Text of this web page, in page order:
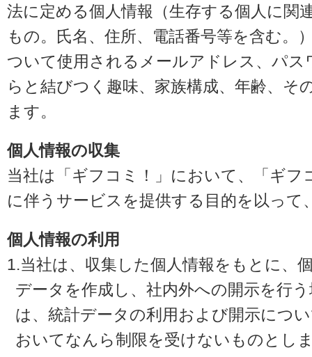
法に定める個人情報（生存する個人に関
もの。氏名、住所、電話番号等を含む。
ついて使用されるメールアドレス、パ
らと結びつく趣味、家族構成、年齢、そ
ます。
個人情報の収集
当社は「ギフコミ！」において、「ギ
に伴うサービスを提供する目的を以って
個人情報の利用
1.当社は、収集した個人情報をもとに、
データを作成し、社内外への開示を行
は、統計データの利用および開示につ
おいてなんら制限を受けないものとし